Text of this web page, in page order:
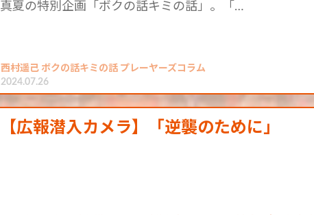
真夏の特別企画「ボクの話キミの話」。「…
西村遥己 ボクの話キミの話 プレーヤーズコラム
2024.07.26
【広報潜入カメラ】「逆襲のために」